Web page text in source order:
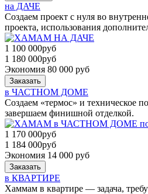
на ДАЧЕ
Создаем проект с нуля во
проекта, использования
1 100 000руб
1 180 000руб
Экономия 80 000 руб
Заказать
в ЧАСТНОМ ДОМЕ
Создаем «термос» и техническое
завершаем финишной отделкой.
1 170 000руб
1 184 000руб
Экономия 14 000 руб
Заказать
в КВАРТИРЕ
Хаммам в квартире — задача,